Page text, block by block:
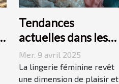
Tendances
actuelles dans les
dessous coquins
pour femmes
Mer. 9 avril 2025
La lingerie féminine revêt
une dimension de plaisir et